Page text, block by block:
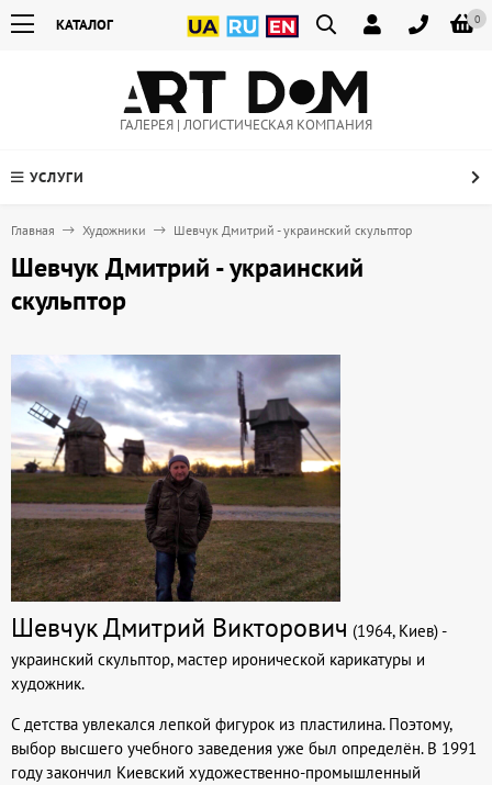
0
КАТАЛОГ
ГАЛЕРЕЯ | ЛОГИСТИЧЕСКАЯ КОМПАНИЯ
УСЛУГИ
Главная Художники Шевчук Дмитрий - украинский скульптор
Шевчук Дмитрий - украинский
скульптор
Шевчук Дмитрий Викторович (1964, Киев) -
украинский скульптор, мастер иронической карикатуры и
художник.
С детства увлекался лепкой фигурок из пластилина. Поэтому,
выбор высшего учебного заведения уже был определён. В 1991
году закончил Киевский художественно-промышленный